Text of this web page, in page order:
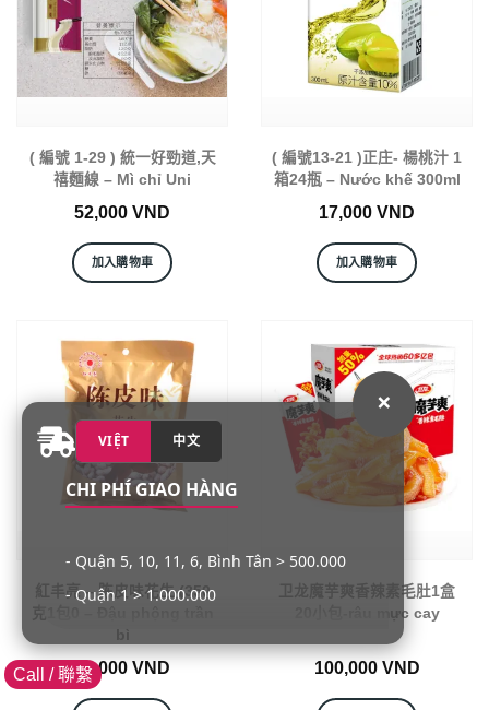
×
VIỆT 中文
CHI PHÍ GIAO HÀNG
- Quận 5, 10, 11, 6, Bình Tân > 500.000
- Quận 1 > 1.000.000
- Quận 3, 4, Tân Phú, Tân Bình > 1.000.000
( 編號 1-29 ) 統一好勁道,天
禧麵線 – Mì chỉ Uni
52,000 VND
加入購物車
( 編號13-21 )正庄- 楊桃汁 1
箱24瓶 – Nước khế 300ml
17,000 VND
加入購物車
紅丰亮 – 陈皮味花生 (350
60,000 VND
卫龙魔芋爽香辣素毛肚1盒
20小包-râu mực cay
100,000 VND
Call / 聯繫